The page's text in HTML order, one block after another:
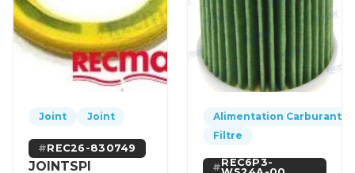
Joint Joint
REC26-830749
JOINTSPI
Alimentation Carburant
Filtre
REC6P3-